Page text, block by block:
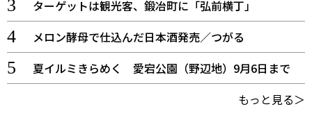
ターゲットは観光客、鍛冶町に「弘前横丁」
メロン酵母で仕込んだ日本酒発売／つがる
夏イルミきらめく 愛宕公園（野辺地）9月6日まで
もっと見る＞